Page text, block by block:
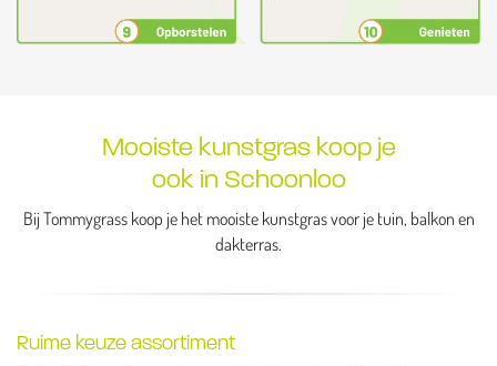
Mooiste kunstgras koop je
ook in Schoonloo
Bij Tommygrass koop je het mooiste kunstgras voor je tuin, balkon en
dakterras.
Ruime keuze assortiment